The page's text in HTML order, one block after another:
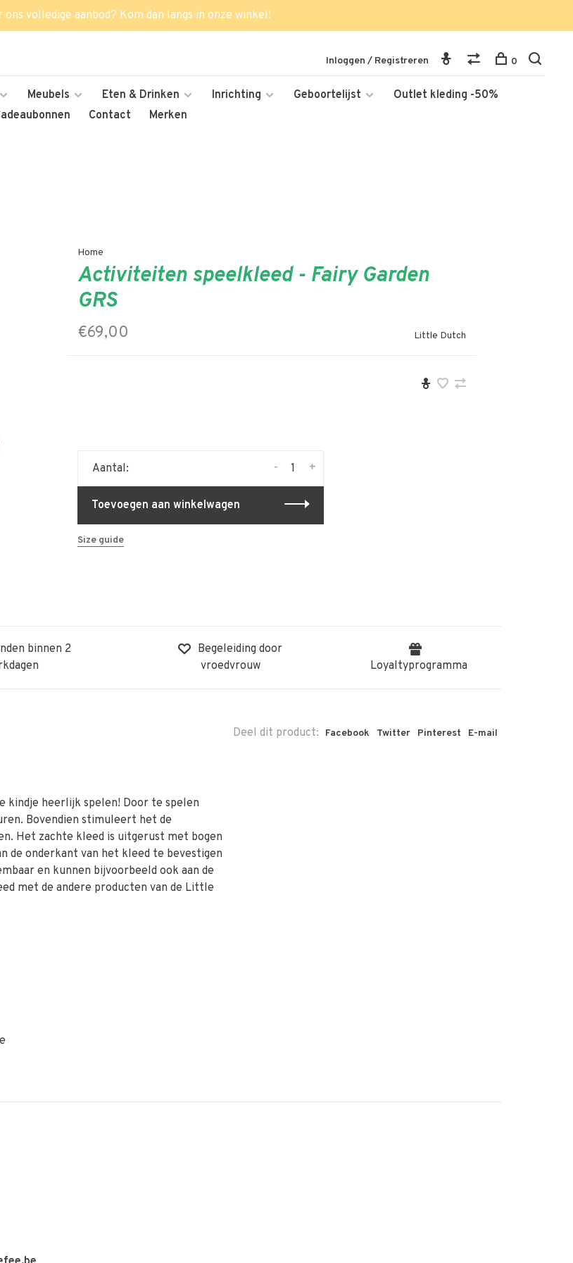
ons volledige aanbod? Kom dan langs in onze winkel!
Meubels Eten & Drinken Inrichting Geboortelijst
Outlet kleding -50%
Contact Merken
Inloggen / Registreren 0
Home
Activiteiten speelkleed - Fairy Garden
GRS
€69,00 Little Dutch
Aantal: +
-
Toevoegen aan winkelwagen
Size guide
binnen 2
Begeleiding door
vroedvrouw
Loyaltyprogramma
Deel dit product: Facebook Twitter Pinterest E-mail
kindje heerlijk spelen! Door te spelen
Bovendien stimuleert het de
Het zachte kleed is uitgerust met bogen
de onderkant van het kleed te bevestigen
en kunnen bijvoorbeeld ook aan de
met de andere producten van de Little